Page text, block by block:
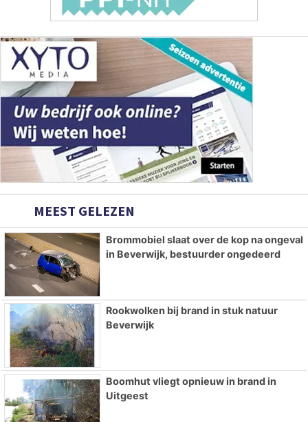
MEEST GELEZEN
Brommobiel slaat over de kop na ongeval
in Beverwijk, bestuurder ongedeerd
Rookwolken bij brand in stuk natuur
Beverwijk
Boomhut vliegt opnieuw in brand in
Uitgeest